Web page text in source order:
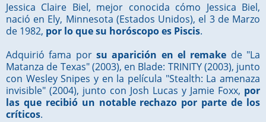
Jessica Claire Biel, mejor conocida cómo Jessica Biel,
nació en Ely, Minnesota (Estados Unidos), el 3 de Marzo
de 1982, por lo que su horóscopo es Piscis.
Adquirió fama por su aparición en el remake de "La
Matanza de Texas" (2003), en Blade: TRINITY (2003), junto
con Wesley Snipes y en la película "Stealth: La amenaza
invisible" (2004), junto con Josh Lucas y Jamie Foxx, por
las que recibió un notable rechazo por parte de los
críticos.